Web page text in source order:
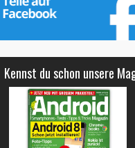
Kennst du schon unsere